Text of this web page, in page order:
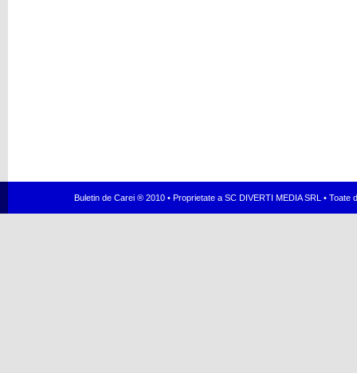
Buletin de Carei ® 2010 • Proprietate a SC DIVERTI MEDIA SRL •